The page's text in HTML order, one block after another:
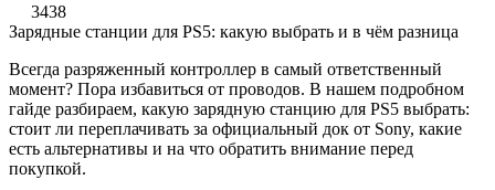
3438
Зарядные станции для PS5: какую выбрать и в чём разница
Всегда разряженный контроллер в самый ответственный
момент? Пора избавиться от проводов. В нашем подробном
гайде разбираем, какую зарядную станцию для PS5 выбрать:
стоит ли переплачивать за официальный док от Sony, какие
есть альтернативы и на что обратить внимание перед
покупкой.